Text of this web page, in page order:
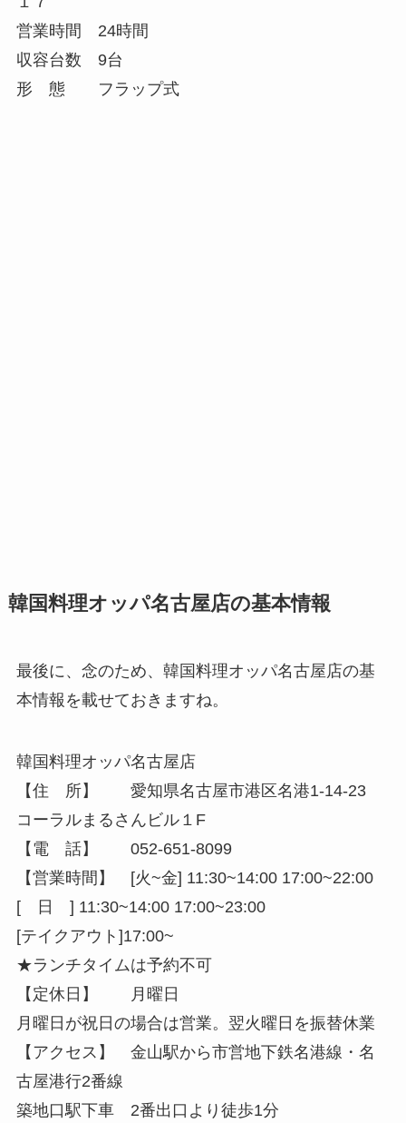
営業時間 24時間
収容台数 9台
形 態 フラップ式
韓国料理オッパ名古屋店の基本情報
最後に、念のため、韓国料理オッパ名古屋店の基
本情報を載せておきますね。
韓国料理オッパ名古屋店
【住 所】 愛知県名古屋市港区名港1-14-23
コーラルまるさんビル１F
【電 話】 052-651-8099
【営業時間】 [火~金] 11:30~14:00 17:00~22:00
[ 日 ] 11:30~14:00 17:00~23:00
[テイクアウト]17:00~
★ランチタイムは予約不可
【定休日】 月曜日
月曜日が祝日の場合は営業。翌火曜日を振替休業
【アクセス】 金山駅から市営地下鉄名港線・名
古屋港行2番線
築地口駅下車 2番出口より徒歩1分